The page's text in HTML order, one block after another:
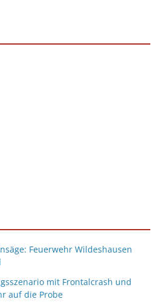
Feuerwehr Wildeshausen
mit Frontalcrash und
auf die Probe